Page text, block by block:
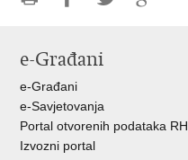
FacebookuTwitteru
e-Građani
e-Građani
e-Savjetovanja
Portal otvorenih podataka RH
Izvozni portal